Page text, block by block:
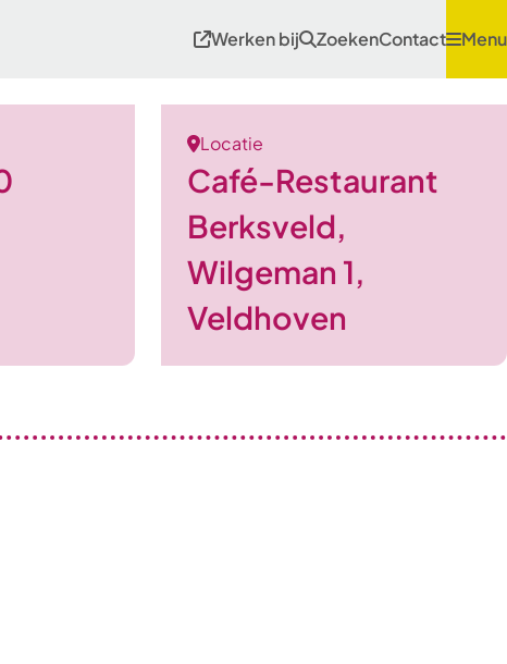
Werken bij ZoekenContact Menu
Locatie
Café-Restaurant
Berksveld,
Wilgeman 1,
Veldhoven